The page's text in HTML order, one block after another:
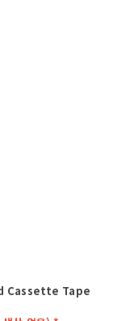
Cassette Tape